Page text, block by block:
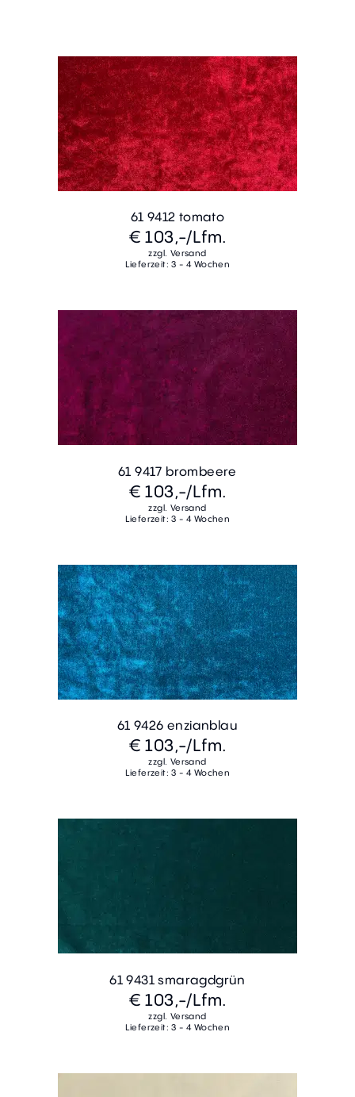
61 9412 tomato
€ 103,-/Lfm.
zzgl. Versand
Lieferzeit: 3 - 4 Wochen
61 9417 brombeere
€ 103,-/Lfm.
zzgl. Versand
Lieferzeit: 3 - 4 Wochen
61 9426 enzianblau
€ 103,-/Lfm.
zzgl. Versand
Lieferzeit: 3 - 4 Wochen
61 9431 smaragdgrün
€ 103,-/Lfm.
zzgl. Versand
Lieferzeit: 3 - 4 Wochen